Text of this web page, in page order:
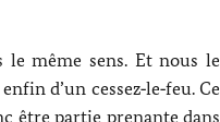
le même sens. Et nous le
d’un cessez‑le‑feu. Ce
être partie prenante dans